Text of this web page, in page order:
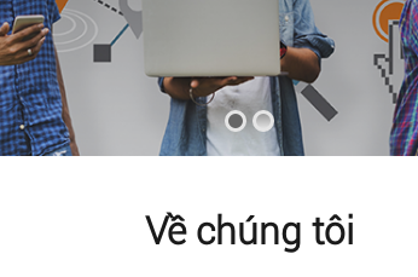
Về chúng tôi